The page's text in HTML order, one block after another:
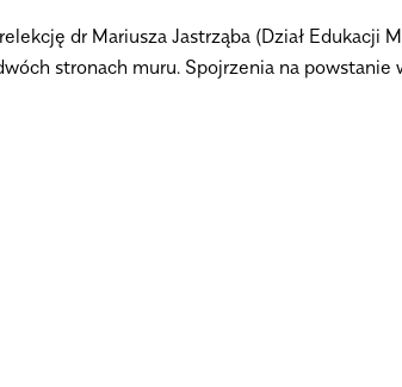
dr Mariusza Jastrząba (Dział Edukacji
stronach muru. Spojrzenia na powstanie